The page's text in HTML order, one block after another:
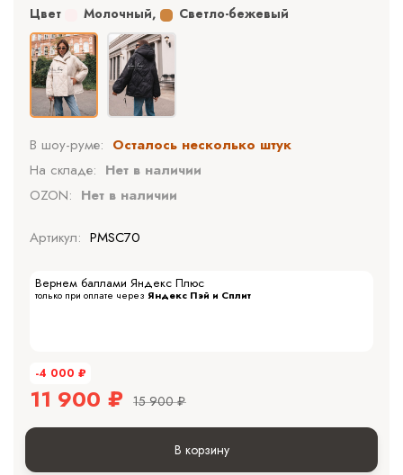
Цвет Молочный, Светло-бежевый
В шоу-руме: Осталось несколько штук
На складе: Нет в наличии
OZON: Нет в наличии
Артикул: PMSC70
Вернем баллами Яндекс Плюс
только при оплате через Яндекс Пэй и Сплит
-4 000 ₽
11 900 ₽ 15 900 ₽
В корзину